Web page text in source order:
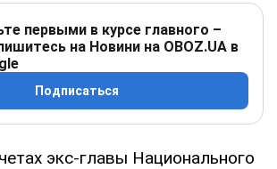
первыми в курсе главного –
на Новини на OBOZ.UA в
Подписаться
экс-главы Национального